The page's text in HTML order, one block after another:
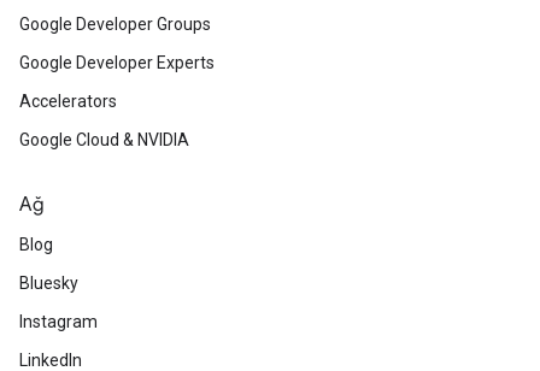
Google Developer Groups
Google Developer Experts
Accelerators
Google Cloud & NVIDIA
Ağ
Blog
Bluesky
Instagram
LinkedIn